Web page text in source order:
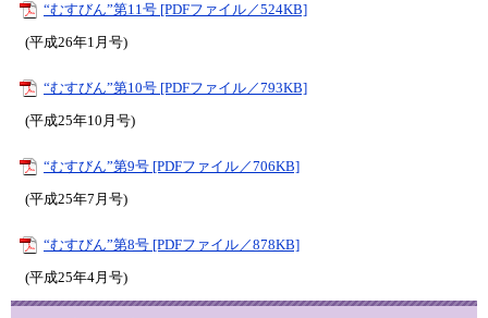
“むすびん”第11号 [PDFファイル／524KB]
(平成26年1月号)
“むすびん”第10号 [PDFファイル／793KB]
(平成25年10月号)
“むすびん”第9号 [PDFファイル／706KB]
(平成25年7月号)
“むすびん”第8号 [PDFファイル／878KB]
(平成25年4月号)